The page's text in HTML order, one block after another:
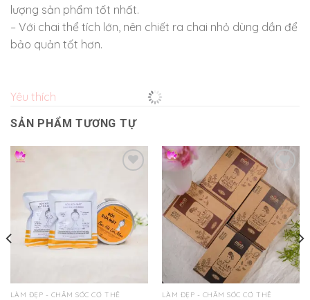
lượng sản phẩm tốt nhất.
– Với chai thể tích lớn, nên chiết ra chai nhỏ dùng dần để
bảo quản tốt hơn.
Yêu thích
SẢN PHẨM TƯƠNG TỰ
LÀM ĐẸP - CHĂM SÓC CƠ THỂ
Yêu
thích
LÀM ĐẸP - CHĂM SÓC CƠ THỂ